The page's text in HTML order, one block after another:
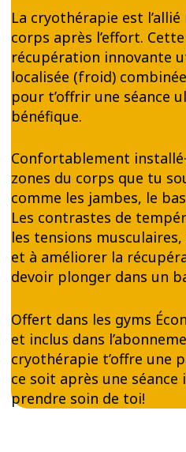
La cryothérapie est
corps après l’effort.
récupération innovante
localisée (froid)
pour t’offrir une séance
bénéfique.
Confortablement
zones du corps que tu
comme les jambes, le
Les contrastes de
les tensions
et à améliorer la
devoir plonger dans un
Offert dans les gyms
et inclus dans
cryothérapie t’offre une
ce soit après une
prendre soin de toi!